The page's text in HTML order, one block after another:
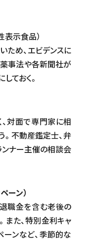
表示食品）
め、エビデンスに
事法や各新聞社が
ておく。
対面で専門家に相
。不動産鑑定士、弁
ンナー主催の相談会
ーン）
職金を含む老後の
また、特別金利キャ
ンなど、季節的な